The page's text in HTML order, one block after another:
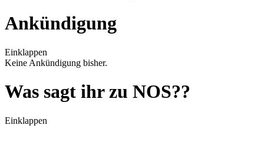
Ankündigung
Einklappen
Keine Ankündigung bisher.
Was sagt ihr zu NOS??
Einklappen